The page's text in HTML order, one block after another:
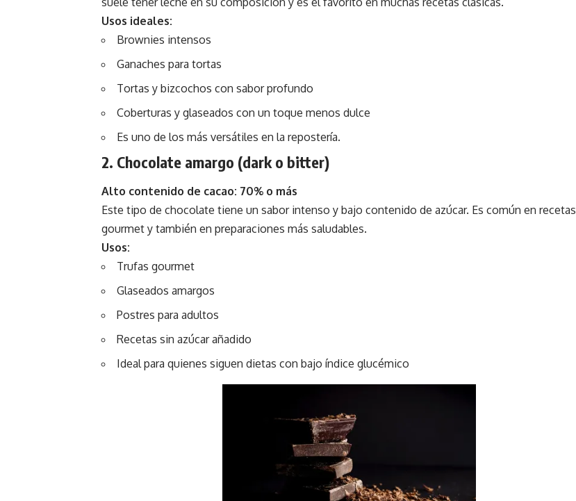
Usos ideales:
Brownies intensos
Ganaches para tortas
Tortas y bizcochos con sabor profundo
Coberturas y glaseados con un toque menos dulce
Es uno de los más versátiles en la repostería.
2. Chocolate amargo (dark o bitter)
Alto contenido de cacao: 70% o más
Este tipo de chocolate tiene un sabor intenso y bajo contenido de azúcar. Es común en recetas
gourmet y también en preparaciones más saludables.
Usos:
Trufas gourmet
Glaseados amargos
Postres para adultos
Recetas sin azúcar añadido
Ideal para quienes siguen dietas con bajo índice glucémico